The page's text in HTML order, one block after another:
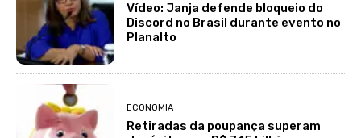
Vídeo: Janja defende bloqueio do
Discord no Brasil durante evento no
Planalto
ECONOMIA
Retiradas da poupança superam